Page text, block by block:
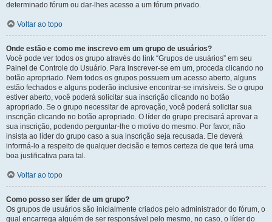
determinado fórum ou dar-lhes acesso a um fórum privado.
Voltar ao topo
Onde estão e como me inscrevo em um grupo de usuários?
Você pode ver todos os grupo através do link “Grupos de usuários” em seu
Painel de Controle do Usuário. Para inscrever-se em um, proceda clicando no
botão apropriado. Nem todos os grupos possuem um acesso aberto, alguns
estão fechados e alguns poderão inclusive encontrar-se invisíveis. Se o grupo
estiver aberto, você poderá solicitar sua inscrição clicando no botão
apropriado. Se o grupo necessitar de aprovação, você poderá solicitar sua
inscrição clicando no botão apropriado. O líder do grupo precisará aprovar a
sua inscrição, podendo perguntar-lhe o motivo do mesmo. Por favor, não
insista ao líder do grupo caso a sua inscrição seja recusada. Ele deverá
informá-lo a respeito de qualquer decisão e temos certeza de que terá uma
boa justificativa para tal.
Voltar ao topo
Como posso ser líder de um grupo?
Os grupos de usuários são inicialmente criados pelo administrador do fórum, o
qual encarrega alguém de ser responsável pelo mesmo, no caso, o líder do